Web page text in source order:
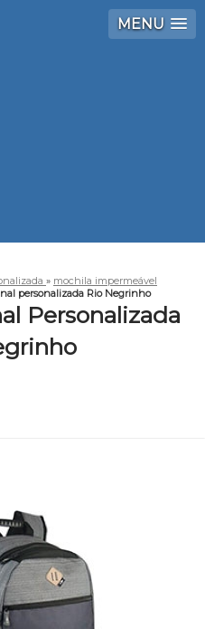
MENU
» mochila impermeável
personalizada Rio Negrinho
Personalizada